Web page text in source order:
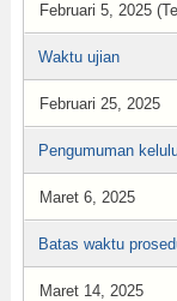
Februari 5, 2025
Waktu ujian
Februari 25, 2025
Pengumuman
Maret 6, 2025
Batas waktu
Maret 14, 2025